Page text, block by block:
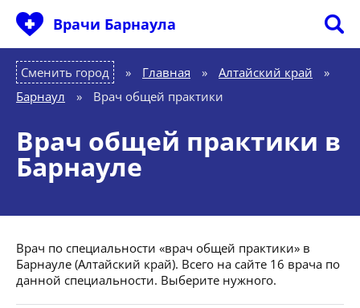
Врачи Барнаула
Сменить город Главная » Алтайский край
»
Барнаул
» Врач общей практики
Врач общей практики в
Барнауле
Врач по специальности «врач общей практики» в
Барнауле (Алтайский край). Всего на сайте 16 врача по
данной специальности. Выберите нужного.